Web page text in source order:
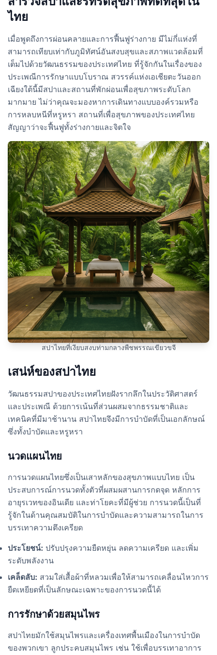
ไทย
เมื่อพูดถึงการผ่อนคลายและการฟื้นฟูร่างกาย มีไม่กี่แห่งที่
สามารถเทียบเท่ากับภูมิทัศน์อันสงบสุขและสภาพแวดล้อมที่
เต็มไปด้วยวัฒนธรรมของประเทศไทย ที่รู้จักกันในเรื่องของ
ประเพณีการรักษาแบบโบราณ สวรรค์แห่งเอเชียตะวันออก
เฉียงใต้นี้มีสปาและสถานที่พักผ่อนเพื่อสุขภาพระดับโลก
มากมาย ไม่ว่าคุณจะมองหาการเดินทางแบบองค์รวมหรือ
การหลบหนีที่หรูหรา สถานที่เพื่อสุขภาพของประเทศไทย
สัญญาว่าจะฟื้นฟูทั้งร่างกายและจิตใจ
สปาไทยที่เงียบสงบท่ามกลางพืชพรรณเขียวขจี
เสน่ห์ของสปาไทย
วัฒนธรรมสปาของประเทศไทยฝังรากลึกในประวัติศาสตร์
และประเพณี ด้วยการเน้นที่ส่วนผสมจากธรรมชาติและ
เทคนิคที่มีมาช้านาน สปาไทยจึงมีการบำบัดที่เป็นเอกลักษณ์
ซึ่งทั้งบำบัดและหรูหรา
นวดแผนไทย
การนวดแผนไทยซึ่งเป็นเสาหลักของสุขภาพแบบไทย เป็น
ประสบการณ์การนวดทั้งตัวที่ผสมผสานการกดจุด หลักการ
อายุรเวทของอินเดีย และท่าโยคะที่มีผู้ช่วย การนวดนี้เป็นที่
รู้จักในด้านคุณสมบัติในการบำบัดและความสามารถในการ
บรรเทาความตึงเครียด
ประโยชน์: ปรับปรุงความยืดหยุ่น ลดความเครียด และเพิ่ม
ระดับพลังงาน
เคล็ดลับ: สวมใส่เสื้อผ้าที่หลวมเพื่อให้สามารถเคลื่อนไหวการ
ยืดเหยียดที่เป็นลักษณะเฉพาะของการนวดนี้ได้
การรักษาด้วยสมุนไพร
สปาไทยมักใช้สมุนไพรและเครื่องเทศพื้นเมืองในการบำบัด
ของพวกเขา ลูกประคบสมุนไพร เช่น ใช้เพื่อบรรเทาอาการ